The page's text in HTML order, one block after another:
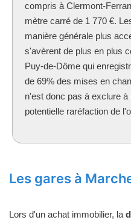
compris à Clermont-
mètre carré de 1 770 €.
manière générale plus
s'avèrent de plus en plus
Puy-de-Dôme qui
de 69% des mises en
n'est donc pas à exclure
potentielle raréfaction de
Les gares à
Lors d'un achat immobilier, la